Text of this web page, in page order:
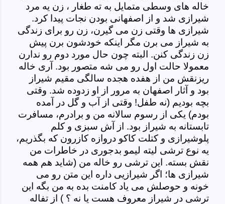
خاله های وسطی متمایل به ته طغار ، زن یه مرد
شیرازی شد و از اصفهانی بودن نجات پیدا کرد.
شیرازی ها وقتی زن می گیرن، زن رو برای زندگی
به شیراز می برن مگر اینکه خودشون برن پیش
زن زندگی کنن. البته چون حال مورد دوم رو ندارن
معمولا حالت اول رو می شه متصور بود. آری خاله
ریزنقش من از هفده هجده سالگی مقیم شیراز
بود و آثار اصفهان به مرور از او زدوده شد. وقتی
بچه بودیم (نه طفل! وقتی از آب و گل در آمده
بودم) یکی از رسوم سالانه من و برادرم، مسافرت
تابستانه به شیراز بود. از آش سبزی و کلم
پلوشیرازی و کتلت کاکو دروازه کازرون که بگذریم،
یه نوع ترشی لیته لیمو بدجوری در خاطرات من
نقش بسته. این ترشی رو خاله من (شاید هم همه
شیرازی ها؛ اگر شیرازیی داره این متن رو می
خونه و حوصلش می یاد کامنت بده به من بگه این
ترشی در شیراز معروف هست یا نه ؟ ) از تفاله